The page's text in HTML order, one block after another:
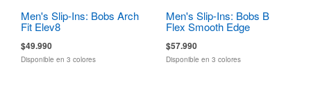
Men's Slip-Ins: Bobs Arch
Fit Elev8
$49.990
Disponible en 3 colores
Men's Slip-Ins: Bobs B
Flex Smooth Edge
$57.990
Disponible en 3 colores